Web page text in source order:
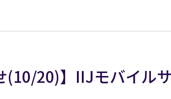
(10/20)】IIJモバイル